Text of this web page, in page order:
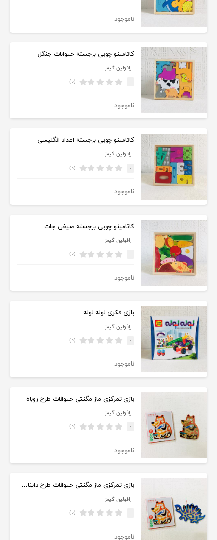
ناموجود
کاتامینو چوبی برجسته حیوانات جنگل
رافولین گیمز
- (۰)
ناموجود
کاتامینو چوبی برجسته اعداد انگلیسی
رافولین گیمز
- (۰)
ناموجود
کاتامینو چوبی برجسته صیفی جات
رافولین گیمز
- (۰)
ناموجود
بازی فکری لوله لوله
رافولین گیمز
- (۰)
ناموجود
بازی تمرکزی ماز مگنتی حیوانات طرح روباه
رافولین گیمز
- (۰)
ناموجود
بازی تمرکزی ماز مگنتی حیوانات طرح دایناسور آبی
رافولین گیمز
- (۰)
ناموجود